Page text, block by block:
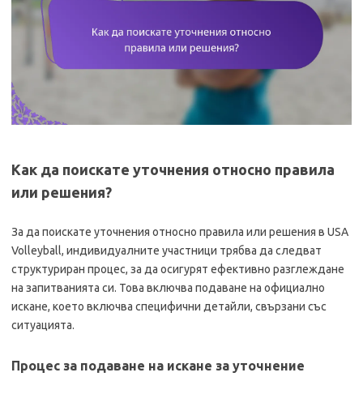
Как да поискате уточнения относно правила
или решения?
За да поискате уточнения относно правила или решения в USA
Volleyball, индивидуалните участници трябва да следват
структуриран процес, за да осигурят ефективно разглеждане
на запитванията си. Това включва подаване на официално
искане, което включва специфични детайли, свързани със
ситуацията.
Процес за подаване на искане за уточнение